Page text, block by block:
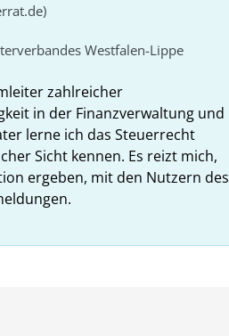
Westfalen-Lippe
zahlreicher
in der Finanzverwaltung und
lerne ich das Steuerrecht
Sicht kennen. Es reizt mich,
ergeben, mit den Nutzern des